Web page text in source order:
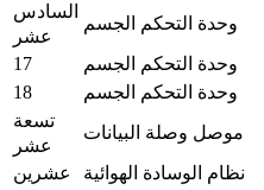
السادس
عشر
وحدة التحكم الجسم
17
وحدة التحكم الجسم
18
وحدة التحكم الجسم
تسعة
عشر
موصل وصلة البيانات
عشرين
نظام الوسادة الهوائية